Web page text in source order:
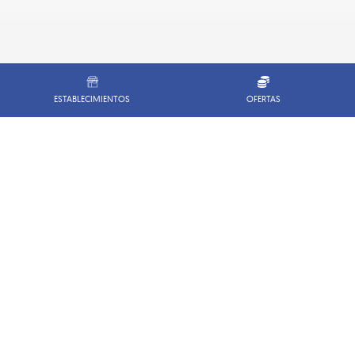
ESTABLECIMIENTOS OFERTAS